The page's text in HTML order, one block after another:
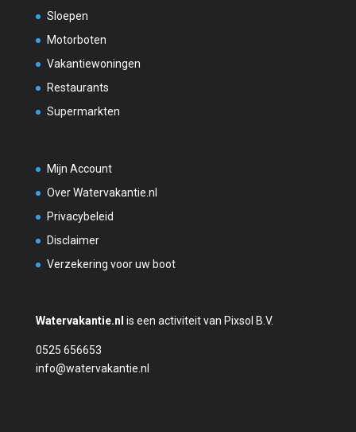
Sloepen
Motorboten
Vakantiewoningen
Restaurants
Supermarkten
Mijn Account
Over Watervakantie.nl
Privacybeleid
Disclaimer
Verzekering voor uw boot
Watervakantie.nl is een activiteit van Pixsol B.V.
0525 656653
info@watervakantie.nl